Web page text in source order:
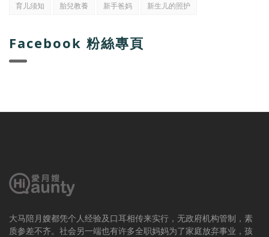
育儿须知
胎兒教養 新手爸妈 新生儿的照护
Facebook 粉絲專頁
大马陪月嫂都凭个人经验及口耳相传来实行，无政府机构管制，素
质参差不齐。社会另一端也有许多全职妈妈为了家庭放弃事业，孩